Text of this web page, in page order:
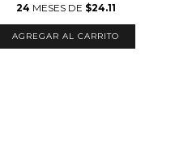
24 MESES DE $24.11